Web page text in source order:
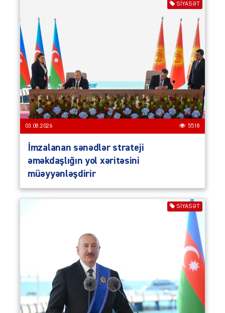
SIYASƏT
03.08.2026 5518
İmzalanan sənədlər strateji
əməkdaşlığın yol xəritəsini
müəyyənləşdirir
SIYASƏT